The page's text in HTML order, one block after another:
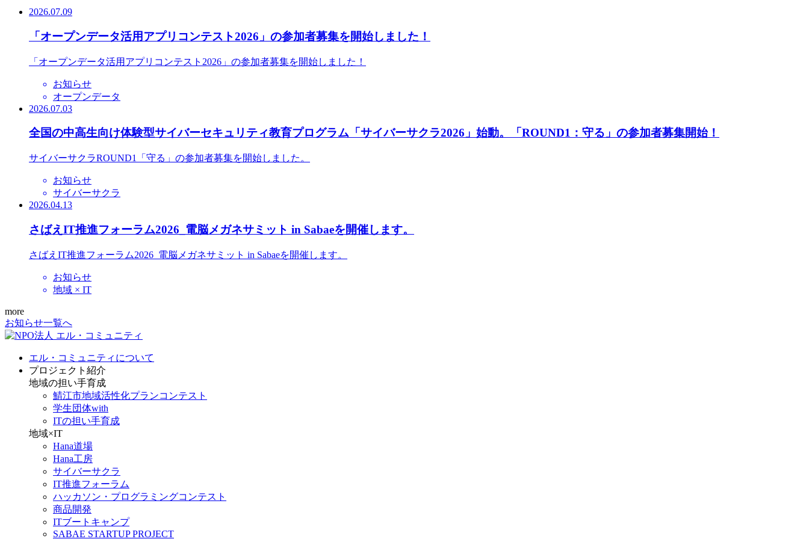
2026.07.09
「オープンデータ活用アプリコンテスト2026」の参加者募集を開始しました！
「オープンデータ活用アプリコンテスト2026」の参加者募集を開始しました！
お知らせ
オープンデータ
2026.07.03
全国の中高生向け体験型サイバーセキュリティ教育プログラム「サイバーサクラ2026」始動。「ROUND1：守る」の参加者募集開始！
サイバーサクラROUND1「守る」の参加者募集を開始しました。
お知らせ
サイバーサクラ
2026.04.13
さばえIT推進フォーラム2026_電脳メガネサミット in Sabaeを開催します。
さばえIT推進フォーラム2026_電脳メガネサミット in Sabaeを開催します。
お知らせ
地域 × IT
more
お知らせ一覧へ
エル・コミュニティについて
プロジェクト紹介
地域の担い手育成
鯖江市地域活性化プランコンテスト
学生団体with
ITの担い手育成
地域×IT
Hana道場
Hana工房
サイバーサクラ
IT推進フォーラム
ハッカソン・プログラミングコンテスト
商品開発
ITブートキャンプ
SABAE STARTUP PROJECT